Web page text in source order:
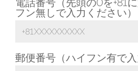
電話番号（先頭の0を+81
フン無しで入力ください）
郵便番号（ハイフン有で